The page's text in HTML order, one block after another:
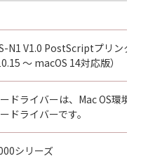
N1 V1.0 PostScriptプリンタ
～ macOS 14対応版）
ドライバーは、Mac OS環境
ドライバーです。
シリーズ